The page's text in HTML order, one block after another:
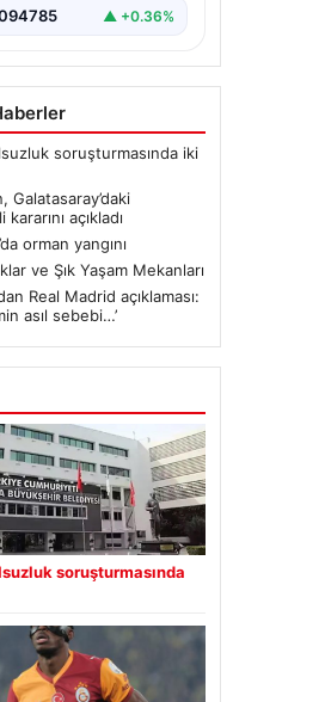
▲ +0.36%
soruşturmasında iki
Galatasaray’daki
açıkladı
orman yangını
ve Şık Yaşam Mekanları
Real Madrid açıklaması:
asıl sebebi…’
soruşturmasında